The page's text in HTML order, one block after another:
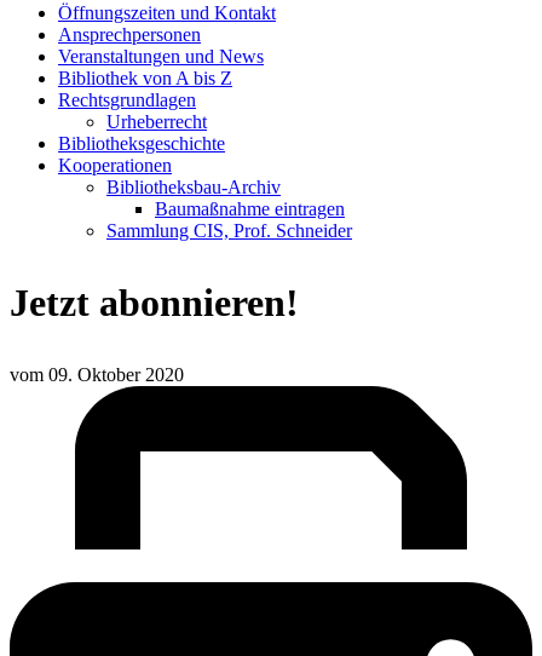
Öffnungszeiten und Kontakt
Ansprechpersonen
Veranstaltungen und News
Bibliothek von A bis Z
Rechtsgrundlagen
Urheberrecht
Bibliotheksgeschichte
Kooperationen
Bibliotheksbau-Archiv
Baumaßnahme eintragen
Sammlung CIS, Prof. Schneider
Jetzt abonnieren!
vom 09. Oktober 2020